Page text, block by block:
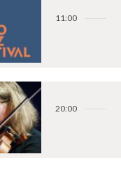
11:00
20:00